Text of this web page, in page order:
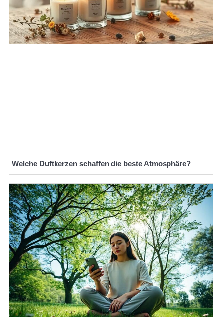
Welche Duftkerzen schaffen die beste Atmosphäre?